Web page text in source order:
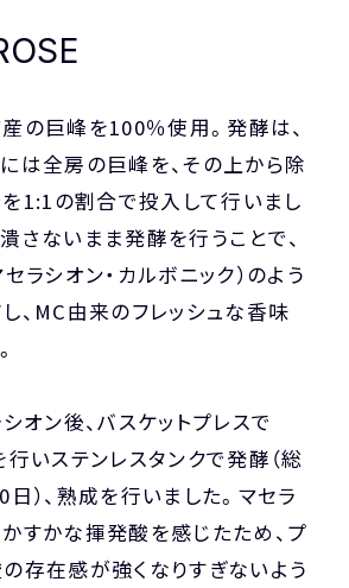
の巨峰を100％使用。発酵は、
は全房の巨峰を、その上から除
1:1の割合で投入して行いまし
さないまま発酵を行うことで、
ラシオン・カルボニック）のよう
、MC由来のフレッシュな香味
オン後、バスケットプレスで
行いステンレスタンクで発酵（総
）、熟成を行いました。マセラ
すかな揮発酸を感じたため、プ
存在感が強くなりすぎないよう